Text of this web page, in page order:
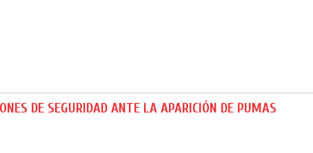
DE SEGURIDAD ANTE LA APARICIÓN DE PUMAS